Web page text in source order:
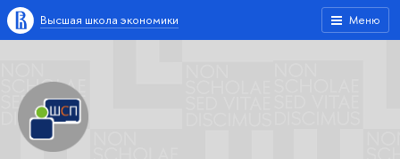
Меню
Высшая школа экономики